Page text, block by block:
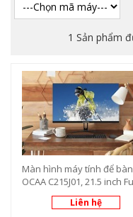
1 Sản phẩm
Màn hình máy tính để bàn
OCAA C215J01, 21.5 inch
Liên hệ